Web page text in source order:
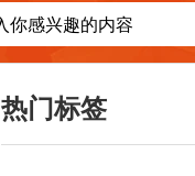
热门标签